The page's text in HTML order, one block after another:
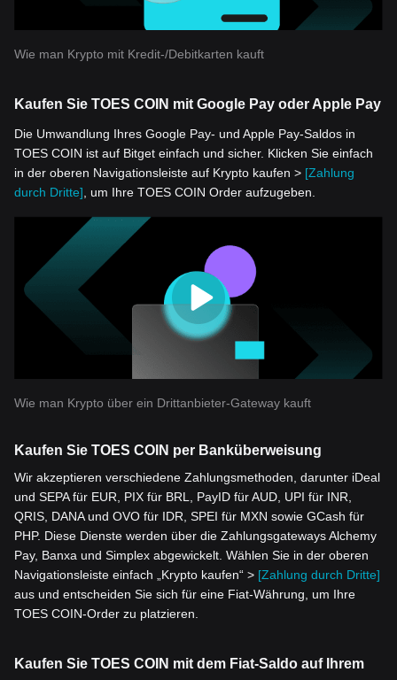
Wie man Krypto mit Kredit-/Debitkarten kauft
Kaufen Sie TOES COIN mit Google Pay oder Apple Pay
Die Umwandlung Ihres Google Pay- und Apple Pay-Saldos in
TOES COIN ist auf Bitget einfach und sicher. Klicken Sie einfach
in der oberen Navigationsleiste auf Krypto kaufen > [Zahlung
durch Dritte], um Ihre TOES COIN Order aufzugeben.
Wie man Krypto über ein Drittanbieter-Gateway kauft
Kaufen Sie TOES COIN per Banküberweisung
Wir akzeptieren verschiedene Zahlungsmethoden, darunter iDeal
und SEPA für EUR, PIX für BRL, PayID für AUD, UPI für INR,
QRIS, DANA und OVO für IDR, SPEI für MXN sowie GCash für
PHP. Diese Dienste werden über die Zahlungsgateways Alchemy
Pay, Banxa und Simplex abgewickelt. Wählen Sie in der oberen
Navigationsleiste einfach „Krypto kaufen“ > [Zahlung durch Dritte]
aus und entscheiden Sie sich für eine Fiat-Währung, um Ihre
TOES COIN-Order zu platzieren.
Kaufen Sie TOES COIN mit dem Fiat-Saldo auf Ihrem